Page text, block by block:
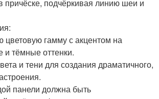
подчёркивая линию шеи и
гамму с акцентом на
и тёмные оттенки.
и тени для создания драматичного,
панели должна быть